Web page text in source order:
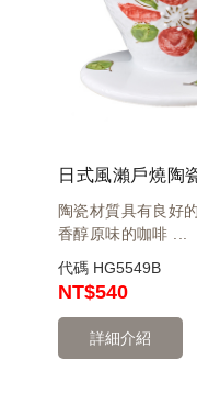
陶瓷材質具有良好
香醇原味的咖啡 ...
代碼 HG5549B
NT$540
詳細介紹